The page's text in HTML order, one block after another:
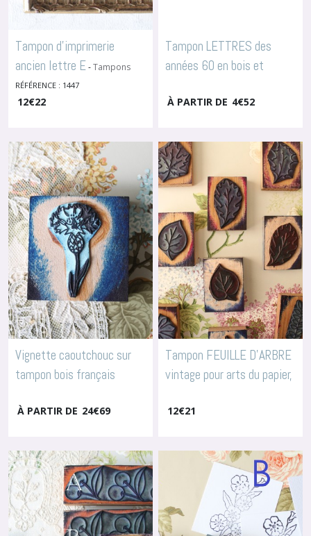
Tampon d'imprimerie
ancien lettre E-Tampons
Lettres & Monogrammes À
RÉFÉRENCE : 1447
12€22
Tampon LETTRES des
années 60 en bois et
& Monogrammes À Broder
À PARTIR DE 4€52
Vignette caoutchouc sur
tampon bois français
scrapbooking, arts
- Tampons Fleurs & Fruits
À PARTIR DE 24€69
Tampon FEUILLE D'ARBRE
vintage pour arts du papier,
3802 -
12€21